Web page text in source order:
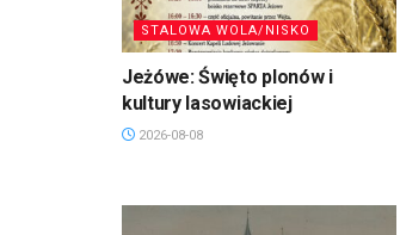
STALOWA WOLA/NISKO
Jeżówe: Święto plonów i
kultury lasowiackiej
2026-08-08